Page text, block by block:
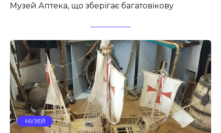
Музей Аптека, що зберігає багатовікову
МУЗЕЙ